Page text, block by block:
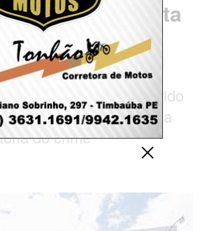
por suspeita
contra
em Caruaru
preventiva foi cumprido
investigação da Polícia
do crime